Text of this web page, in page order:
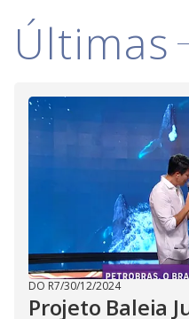
i
Últimas
DO R7/30/12/2024
Projeto Baleia